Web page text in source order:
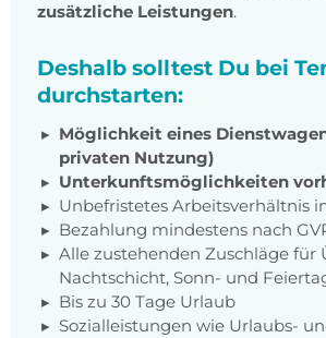
zusätzliche Leistungen.
Deshalb solltest Du bei
durchstarten:
Möglichkeit eines
privaten Nutzung)
Unterkunftsmöglichkeiten
Unbefristetes Arbeitsverhältnis
Bezahlung mindestens nach
Alle zustehenden Zuschläge für
Nachtschicht, Sonn- und
Bis zu 30 Tage Urlaub
Sozialleistungen wie Urlaubs-